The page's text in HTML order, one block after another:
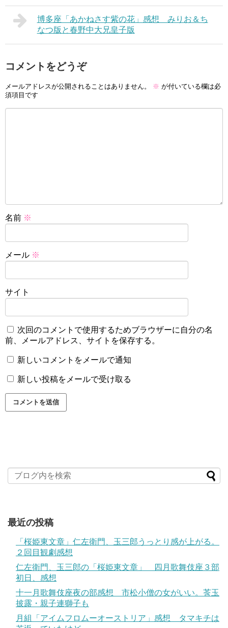
博多座「あかねさす紫の花」感想 みりお＆ち
なつ版と春野中大兄皇子版
コメントをどうぞ
メールアドレスが公開されることはありません。 ※ が付いている欄は必
須項目です
名前 ※
メール ※
サイト
次回のコメントで使用するためブラウザーに自分の名
前、メールアドレス、サイトを保存する。
新しいコメントをメールで通知
新しい投稿をメールで受け取る
最近の投稿
「桜姫東文章」仁左衛門、玉三郎うっとり感が上がる。
２回目観劇感想
仁左衛門、玉三郎の「桜姫東文章」 四月歌舞伎座３部
初日、感想
十一月歌舞伎座夜の部感想 市松小僧の女がいい。莟玉
披露・親子連獅子も
月組「アイムフロムーオーストリア」感想 タマキチは